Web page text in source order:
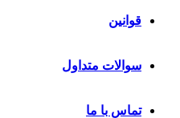
قوانین
سوالات متداول
تماس با ما